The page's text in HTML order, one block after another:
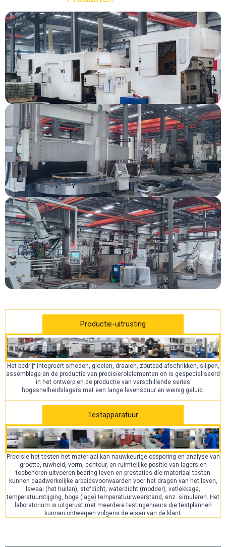
Productie-uitrusting
Het bedrijf integreert smeden, gloeien, draaien, zoutbad afschrikken, slijpen,
assemblage en de productie van precisierolelementen en is gespecialiseerd
in het ontwerp en de productie van verschillende series
hogesnelheidslagers met een lange levensduur en weinig geluid.
Testapparatuur
Precisie het testen het materiaal kan nauwkeurige opsporing en analyse van
grootte, ruwheid, vorm, contour, en ruimtelijke positie van lagers en
toebehoren uitvoeren.bearing leven en prestaties die materiaal testen
kunnen daadwerkelijke arbeidsvoorwaarden voor het dragen van het leven,
lawaai (het huilen), stofdicht, waterdicht (modder), vetlekkage,
temperatuurstijging, hoge (lage) temperatuurweerstand, enz. simuleren. Het
laboratorium is uitgerust met meerdere testingenieurs die testplannen
kunnen ontwerpen volgens de eisen van de klant.